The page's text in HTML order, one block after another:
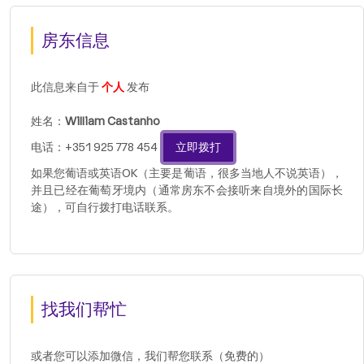
房东信息
此信息来自于个人 发布
姓名： William Castanho
电话：+351 925 778 454
立即拨打
如果您葡语或英语OK（主要是葡语，很多当地人不说英语），
并且已经在葡萄牙境内（通常房东不会接听来自境外的国际长
途），可自行拨打电话联系。
找我们帮忙
或者您可以添加微信，我们帮您联系（免费的）